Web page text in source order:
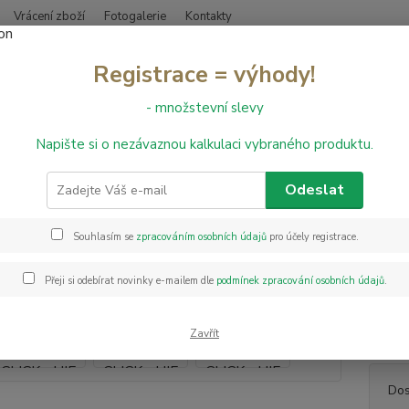
Vrácení zboží Fotogalerie Kontakty
Hledat
Vinylové podlahy RIGID CLICK Vinylová podlaha RIGID PLUS SPC
podlaha RIGID PLUS SPC
je
Registrace = výhody!
- množstevní slevy
Napište si o nezávaznou kalkulaci vybraného produktu.
Odeslat
Souhlasím se zpracováním osobních údajůpro účely registrace.
Přeji si odebírat novinky e-mailem dle podmínek zpracování osobních údajů.
Zavřít